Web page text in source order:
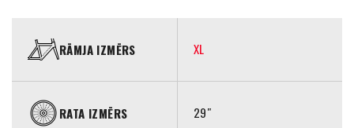
RĀMJA IZMĒRS XL
RATA IZMĒRS 29″